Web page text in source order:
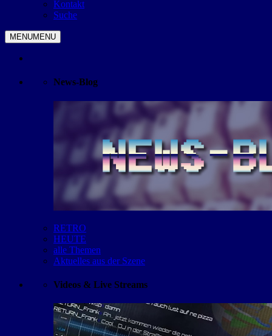
Kontakt
Suche
MENUMENU
News-Blog
RETRO
HEUTE
alle Themen
Aktuelles aus der Szene
Videos & Live Streams